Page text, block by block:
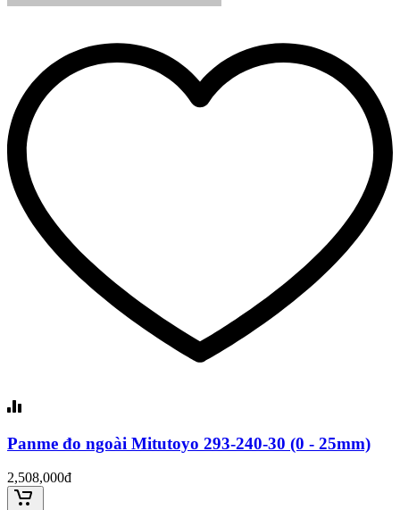
Panme đo ngoài Mitutoyo 293-240-30 (0 - 25mm)
2,508,000đ